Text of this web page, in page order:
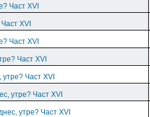
Част XVI
XVI
Част XVI
Част XVI
утре? Част XVI
утре? Част XVI
утре? Част XVI